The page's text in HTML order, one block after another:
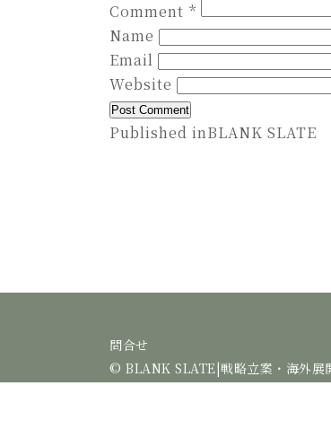
Comment *
Name
Email
Website
Post
Published inBLANK SLATE
問合せ
© BLANK SLATE|戦略立案・海外展